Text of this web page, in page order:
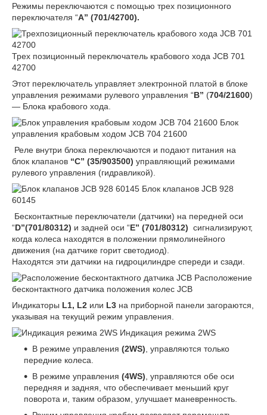
Режимы переключаются с помощью трех позиционного
переключателя “A” (701/42700).
Трех позиционный переключатель крабового хода JCB 701
42700
Этот переключатель управляет электронной платой в блоке
управления режимами рулевого управления “B” (704/21600)
— Блока крабового хода.
Блок
управления крабовым ходом JCB 704 21600
Реле внутри блока переключаются и подают питания на
блок клапанов “C” (35/903500) управляющий режимами
рулевого управления (гидравликой).
Блок клапанов JCB 928
60145
Бесконтактные переключатели (датчики) на передней оси
“D”(701/80312) и задней оси “E” (701/80312) сигнализируют,
когда колеса находятся в положении прямолинейного
движения (на датчике горит светодиод).
Находятся эти датчики на гидроцилиндре спереди и сзади.
Расположение
бесконтактного датчика положения колес JCB
Индикаторы L1, L2 или L3 на приборной панели загораются,
указывая на текущий режим управления.
Индикация режима 2WS
В режиме управления (2WS) , управляются только
передние колеса.
В режиме управления (4WS) , управляются обе оси
передняя и задняя, что обеспечивает меньший круг
поворота и, таким образом, улучшает маневренность.